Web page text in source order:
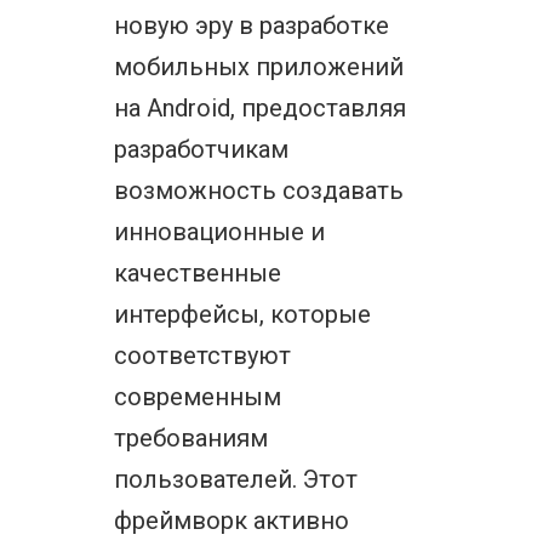
новую эру в разработке
мобильных приложений
на Android, предоставляя
разработчикам
возможность создавать
инновационные и
качественные
интерфейсы, которые
соответствуют
современным
требованиям
пользователей. Этот
фреймворк активно